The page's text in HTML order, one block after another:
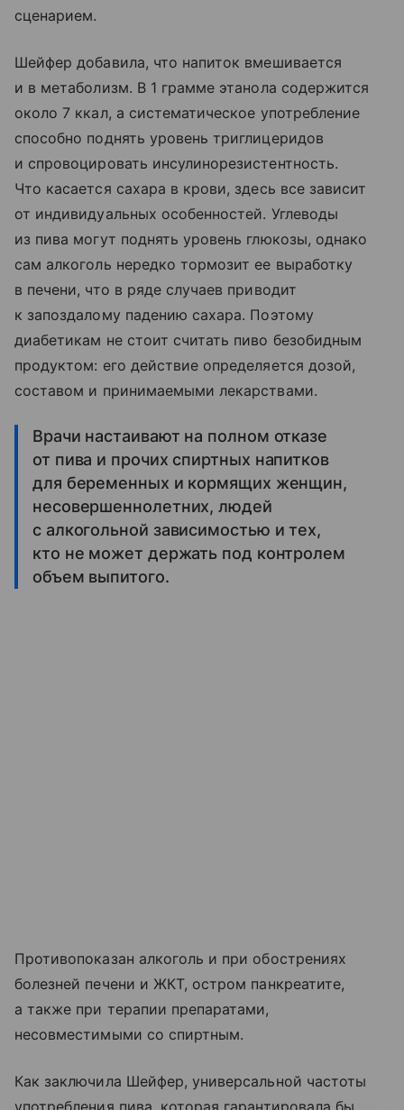
сценарием.
Шейфер добавила, что напиток вмешивается
и в метаболизм. В 1 грамме этанола содержится
около 7 ккал, а систематическое употребление
способно поднять уровень триглицеридов
и спровоцировать инсулинорезистентность.
Что касается сахара в крови, здесь все зависит
от индивидуальных особенностей. Углеводы
из пива могут поднять уровень глюкозы, однако
сам алкоголь нередко тормозит ее выработку
в печени, что в ряде случаев приводит
к запоздалому падению сахара. Поэтому
диабетикам не стоит считать пиво безобидным
продуктом: его действие определяется дозой,
составом и принимаемыми лекарствами.
Врачи настаивают на полном отказе
от пива и прочих спиртных напитков
для беременных и кормящих женщин,
несовершеннолетних, людей
с алкогольной зависимостью и тех,
кто не может держать под контролем
объем выпитого.
Противопоказан алкоголь и при обострениях
болезней печени и ЖКТ, остром панкреатите,
а также при терапии препаратами,
несовместимыми со спиртным.
Как заключила Шейфер, универсальной частоты
употребления пива, которая гарантировала бы